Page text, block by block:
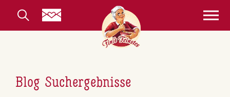
Blog Suchergebnisse